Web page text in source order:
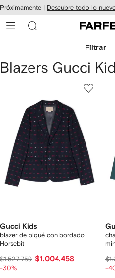
al
Próximamente | Descubre todo lo
Filtrar
Blazers Gucci
Gucci Kids
blazer de piqué con bordado
Horsebit
$1.527.759 $1.004.458
-30% -